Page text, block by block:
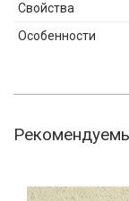
Свойства
Особенности